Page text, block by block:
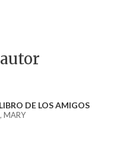
DE LOS AMIGOS
MARY